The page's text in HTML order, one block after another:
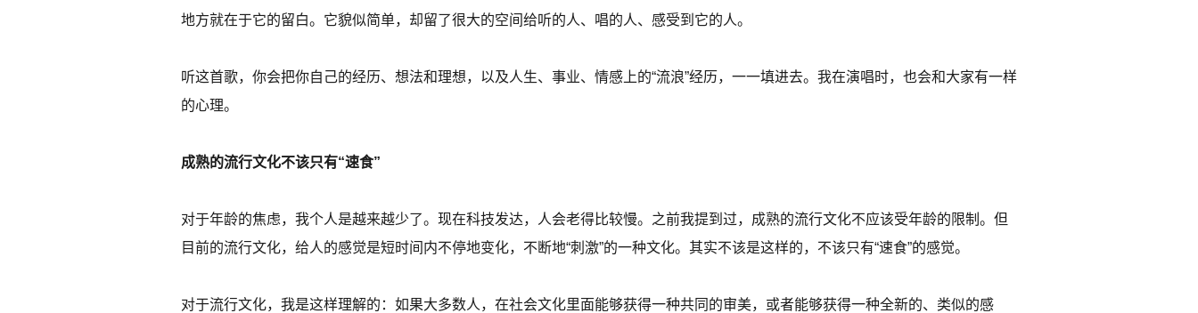
地方就在于它的留白。它貌似简单，却留了很大的空间给听的人、唱的人、感受到它的人。
听这首歌，你会把你自己的经历、想法和理想，以及人生、事业、情感上的“流浪”经历，一一填进去。我在演唱时，也会和大家有一样
的心理。
成熟的流行文化不该只有“速食”
对于年龄的焦虑，我个人是越来越少了。现在科技发达，人会老得比较慢。之前我提到过，成熟的流行文化不应该受年龄的限制。但
目前的流行文化，给人的感觉是短时间内不停地变化，不断地“刺激”的一种文化。其实不该是这样的，不该只有“速食”的感觉。
对于流行文化，我是这样理解的：如果大多数人，在社会文化里面能够获得一种共同的审美，或者能够获得一种全新的、类似的感